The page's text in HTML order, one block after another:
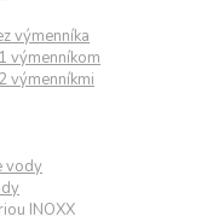
výmenníka
výmenníkom
výmenníkmi
vody
INOXX